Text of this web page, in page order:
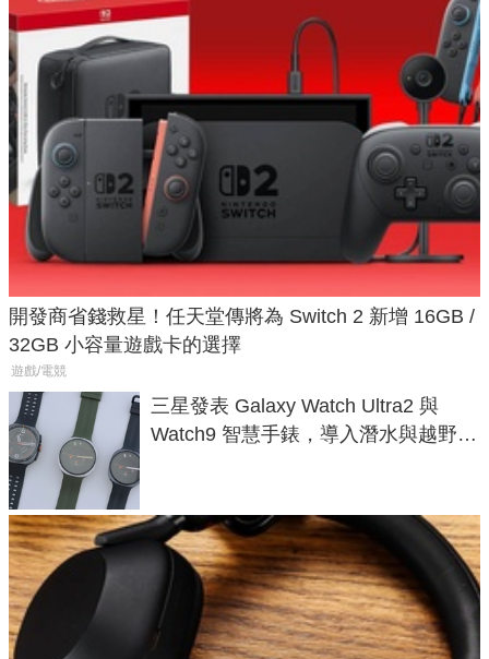
開發商省錢救星！任天堂傳將為 Switch 2 新增 16GB /
32GB 小容量遊戲卡的選擇
遊戲/電競
三星發表 Galaxy Watch Ultra2 與
Watch9 智慧手錶，導入潛水與越野跑